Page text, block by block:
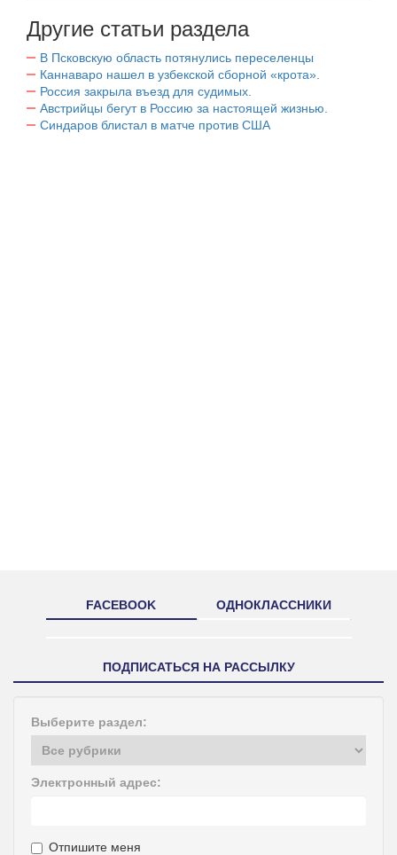
Другие статьи раздела
В Псковскую область потянулись переселенцы
Каннаваро нашел в узбекской сборной «крота».
Россия закрыла въезд для судимых.
Австрийцы бегут в Россию за настоящей жизнью.
Синдаров блистал в матче против США
FACEBOOK ОДНОКЛАССНИКИ
ПОДПИСАТЬСЯ НА РАССЫЛКУ
Выберите раздел:
Электронный адрес:
Отпишите меня